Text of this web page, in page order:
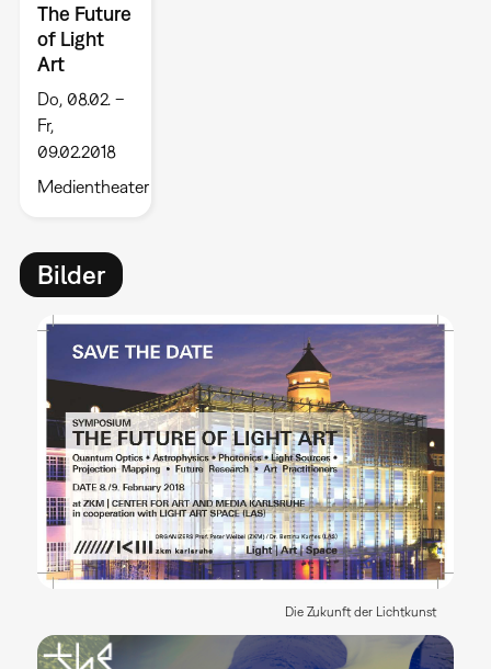
The Future
of Light
Art
Do, 08.02. –
Fr,
09.02.2018
Medientheater
Bilder
Die Zukunft der Lichtkunst